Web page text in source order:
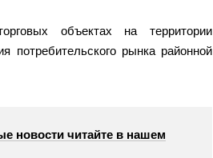
объектах на территории
потребительского рынка районной
новости читайте в нашем